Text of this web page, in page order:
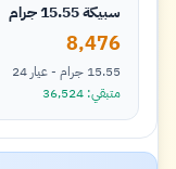
سبيكة 15.55 جرام
8,476
15.55 جرام - عيار 24
متبقي: 36,524